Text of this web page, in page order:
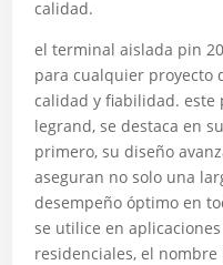
calidad.
el terminal aislada pin
para cualquier proyecto
calidad y fiabilidad.
legrand, se destaca en
primero, su diseño
aseguran no solo una
desempeño óptimo en
se utilice en
residenciales, el